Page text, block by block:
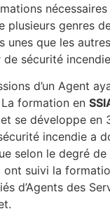
plusieurs genres
unes que les
sécurité
d’un Agent
formation en
se développe en
incendie a
selon le degré de
ont suivi la
d’Agents des